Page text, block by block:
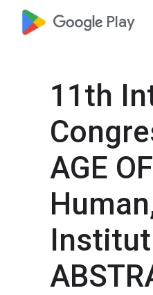
google_logo Play
11th
AGE